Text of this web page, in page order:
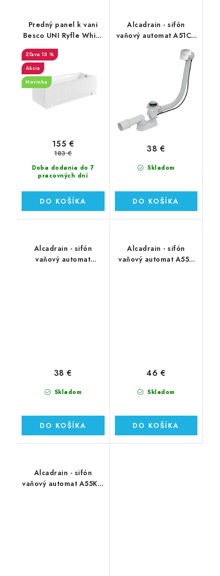
Predný panel k vani
Besco UNI Ryfle White
Aria, Aria Plus, Majka
Nova, Bona
15 %
Akcia
Novinka
Doba dodania do 7
pracovných dní
155 €
183 €
DO KOŠÍKA
Alcadrain - sifón
vaňový automat A51CR
Skladom
38 €
DO KOŠÍKA
Alcadrain - sifón
vaňový automat
Skladom
38 €
DO KOŠÍKA
Alcadrain - sifón
vaňový automat A55K
Skladom
46 €
DO KOŠÍKA
Alcadrain - sifón
vaňový automat A55KM